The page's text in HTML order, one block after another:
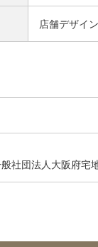
店舗デザイ
団法人大阪府宅